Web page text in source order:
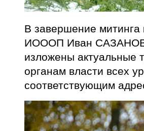
В завершение митинга
ИОООП Иван
изложены актуальные
органам власти всех
соответствующим